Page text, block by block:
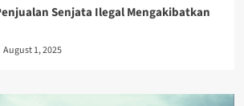
Senjata Ilegal Mengakibatkan
August 1, 2025